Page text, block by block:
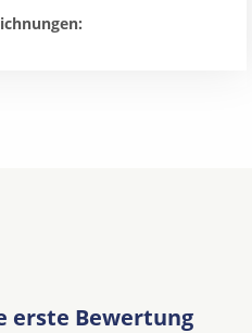
erste Bewertung